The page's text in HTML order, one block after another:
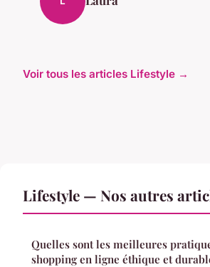
Voir tous les articles Lifestyle →
Lifestyle — Nos autres
Quelles sont les meilleures
shopping en ligne éthique et